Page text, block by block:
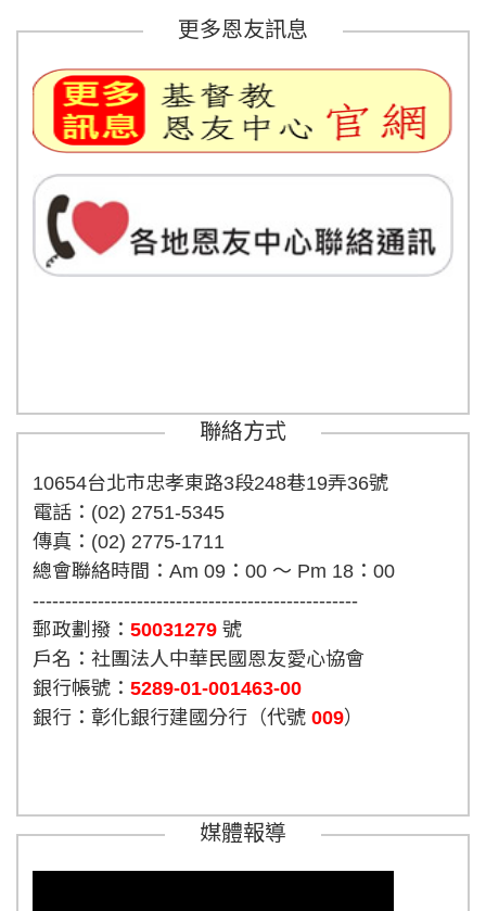
更多恩友訊息
聯絡方式
10654台北市忠孝東路3段248巷19弄36號
電話：(02) 2751-5345
傳真：(02) 2775-1711
總會聯絡時間：Am 09：00 ～ Pm 18：00
--------------------------------------------------
郵政劃撥： 50031279 號
戶名：社團法人中華民國恩友愛心協會
銀行帳號： 5289-01-001463-00
銀行：彰化銀行建國分行（代號 009）
媒體報導